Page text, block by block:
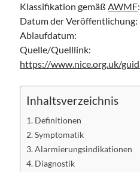
Klassifikation gemäßAWMF:
Datum der Veröffentlichung:
Ablaufdatum:
Quelle/Quelllink:
https://www.nice.org.uk/
Inhaltsverzeichnis
Definitionen
Symptomatik
Alarmierungsindikationen
Diagnostik